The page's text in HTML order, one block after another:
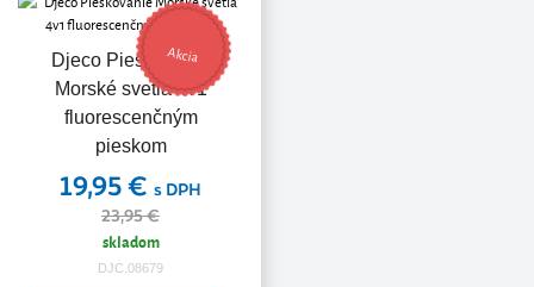
Djeco Pieskovanie
Morské svetlá 4v1
fluorescenčným
pieskom
Akcia
19,95 € s DPH
23,95 €
skladom
DJC.08679